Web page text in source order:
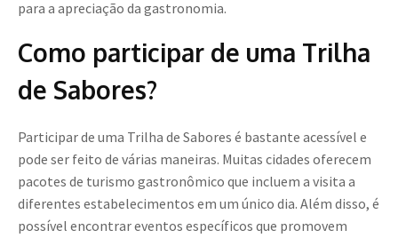
para a apreciação da gastronomia.
Como participar de uma Trilha
de Sabores?
Participar de uma Trilha de Sabores é bastante acessível e
pode ser feito de várias maneiras. Muitas cidades oferecem
pacotes de turismo gastronômico que incluem a visita a
diferentes estabelecimentos em um único dia. Além disso, é
possível encontrar eventos específicos que promovem